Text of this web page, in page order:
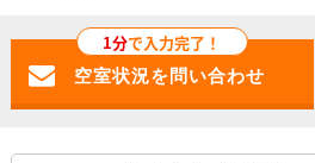
1分で入力完了！